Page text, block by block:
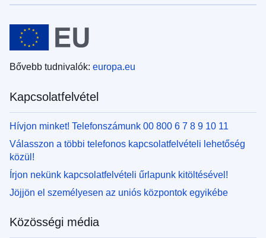
Bővebb tudnivalók: europa.eu
Kapcsolatfelvétel
Hívjon minket! Telefonszámunk 00 800 6 7 8 9 10 11
Válasszon a többi telefonos kapcsolatfelvételi lehetőség
közül!
Írjon nekünk kapcsolatfelvételi űrlapunk kitöltésével!
Jöjjön el személyesen az uniós központok egyikébe
Közösségi média